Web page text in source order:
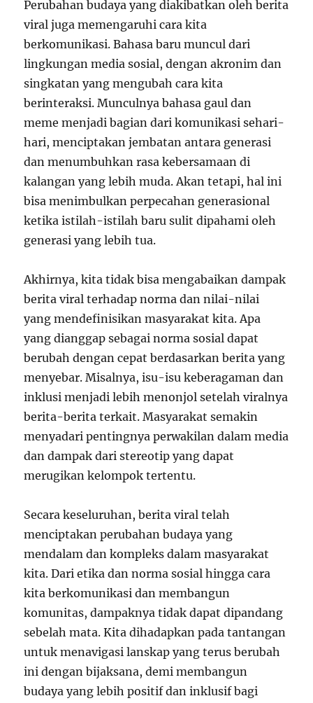
Perubahan budaya yang diakibatkan oleh berita
viral juga memengaruhi cara kita
berkomunikasi. Bahasa baru muncul dari
lingkungan media sosial, dengan akronim dan
singkatan yang mengubah cara kita
berinteraksi. Munculnya bahasa gaul dan
meme menjadi bagian dari komunikasi sehari-
hari, menciptakan jembatan antara generasi
dan menumbuhkan rasa kebersamaan di
kalangan yang lebih muda. Akan tetapi, hal ini
bisa menimbulkan perpecahan generasional
ketika istilah-istilah baru sulit dipahami oleh
generasi yang lebih tua.
Akhirnya, kita tidak bisa mengabaikan dampak
berita viral terhadap norma dan nilai-nilai
yang mendefinisikan masyarakat kita. Apa
yang dianggap sebagai norma sosial dapat
berubah dengan cepat berdasarkan berita yang
menyebar. Misalnya, isu-isu keberagaman dan
inklusi menjadi lebih menonjol setelah viralnya
berita-berita terkait. Masyarakat semakin
menyadari pentingnya perwakilan dalam media
dan dampak dari stereotip yang dapat
merugikan kelompok tertentu.
Secara keseluruhan, berita viral telah
menciptakan perubahan budaya yang
mendalam dan kompleks dalam masyarakat
kita. Dari etika dan norma sosial hingga cara
kita berkomunikasi dan membangun
komunitas, dampaknya tidak dapat dipandang
sebelah mata. Kita dihadapkan pada tantangan
untuk menavigasi lanskap yang terus berubah
ini dengan bijaksana, demi membangun
budaya yang lebih positif dan inklusif bagi